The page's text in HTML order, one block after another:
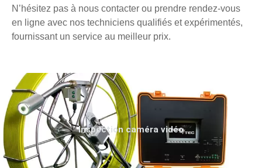
N’hésitez pas à nous contacter ou prendre rendez-vous
en ligne avec nos techniciens qualifiés et expérimentés,
fournissant un service au meilleur prix.
Inspection caméra vidéo